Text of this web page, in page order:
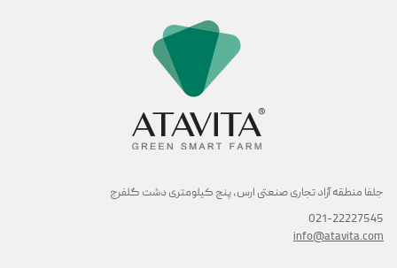
جلفا منطقه آزاد تجاری صنعتی ارس, پنج کیلومتری دشت گلفرج
021-22227545
info@atavita.com